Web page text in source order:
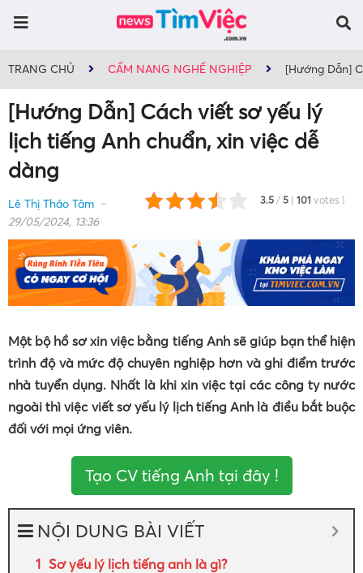
TRANG CHỦ CẨM NANG NGHỀ NGHIỆP [Hướng Dẫn]
[Hướng Dẫn] Cách viết sơ yếu lý
lịch tiếng Anh chuẩn, xin việc dễ
dàng
3.5 / 5 ( 101 votes )
Lê Thị Thảo Tâm
29/05/2024, 13:36
Một bộ hồ sơ xin việc bằng tiếng Anh sẽ giúp bạn thể hiện
trình độ và mức độ chuyên nghiệp hơn và ghi điểm trước
nhà tuyển dụng. Nhất là khi xin việc tại các công ty nước
ngoài thì việc viết sơ yếu lý lịch tiếng Anh là điều bắt buộc
đối với mọi ứng viên.
Tạo CV tiếng Anh tại đây !
NỘI DUNG BÀI VIẾT
Sơ yếu lý lịch tiếng anh là gì?